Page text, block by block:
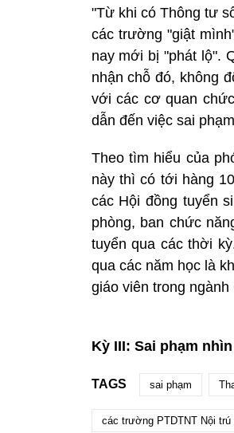
"Từ khi có Thông tư
các trường "giật
nay mới bị "phát lộ".
nhận chỗ đó, không
với các cơ quan
dẫn đến việc sai
Theo tìm hiểu của
này thì có tới hàng
các Hội đồng tuyển
phòng, ban chức
tuyển qua các thời
qua các năm học là
giáo viên trong
Kỳ III: Sai phạm
TAGS sai phạm
các trường PTDTNT Nội trú